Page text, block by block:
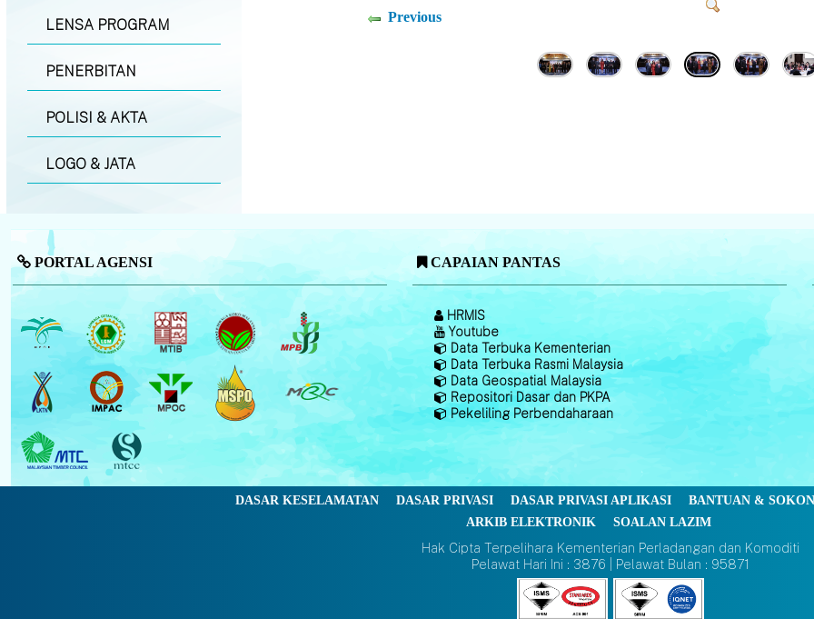
LENSA PROGRAM
PENERBITAN
POLISI & AKTA
LOGO & JATA
Previous
PORTAL AGENSI CAPAIAN PANTAS
HRMIS
Youtube
Data Terbuka Kementerian
Data Terbuka Rasmi Malaysia
Data Geospatial Malaysia
Repositori Dasar dan PKPA
Pekeliling Perbendaharaan
DASAR KESELAMATAN DASAR PRIVASI DASAR PRIVASI APLIKASI
BANTUAN &
ARKIB ELEKTRONIK
SOALAN LAZIM
Hak Cipta Terpelihara Kementerian Perladangan dan Komoditi
Pelawat Hari Ini : 3876 | Pelawat Bulan : 95871